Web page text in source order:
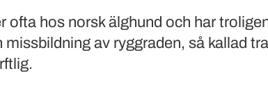
ofta hos norsk älghund och har
missbildning av ryggraden, så kallad